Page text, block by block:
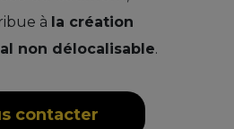
à la création
non délocalisable.
contacter